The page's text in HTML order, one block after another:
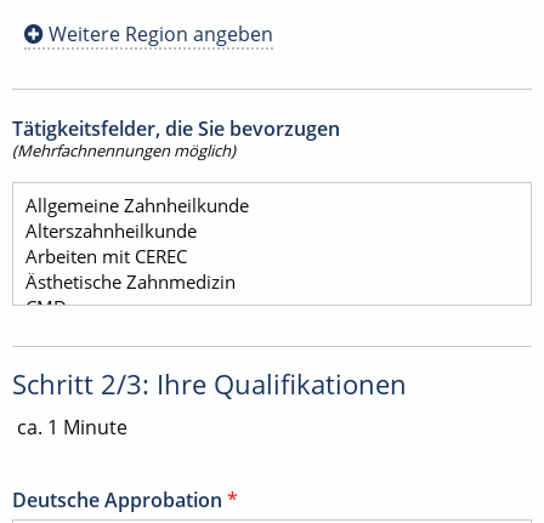
Weitere Region angeben
Tätigkeitsfelder, die Sie bevorzugen
(Mehrfachnennungen möglich)
Schritt 2/3: Ihre Qualifikationen
ca. 1 Minute
Deutsche Approbation *